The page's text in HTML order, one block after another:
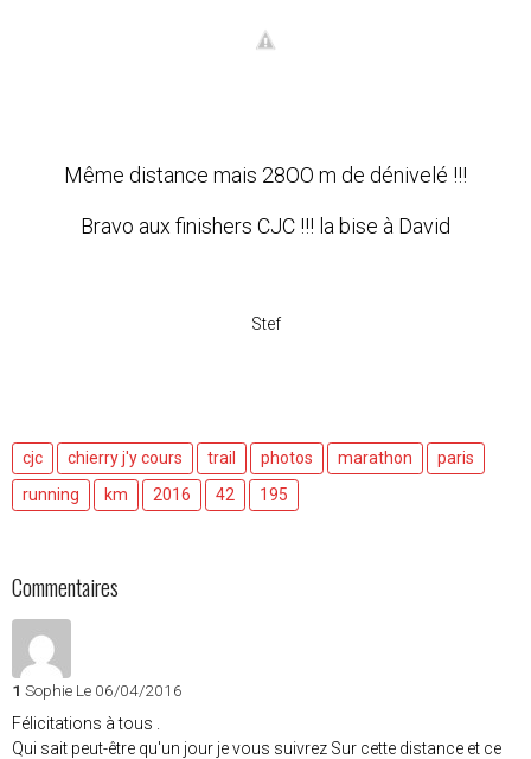
Même distance mais 28OO m de dénivelé !!!
Bravo aux finishers CJC !!! la bise à David
Stef
cjc chierry j'y cours trail photos marathon
paris
running
km 2016 42 195
Commentaires
1 Sophie Le 06/04/2016
Félicitations à tous .
Qui sait peut-être qu'un jour je vous suivrez Sur cette distance et ce